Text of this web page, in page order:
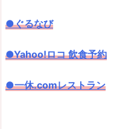
●ぐるなび
●Yahoo!ロコ 飲食予約
●一休.comレストラン